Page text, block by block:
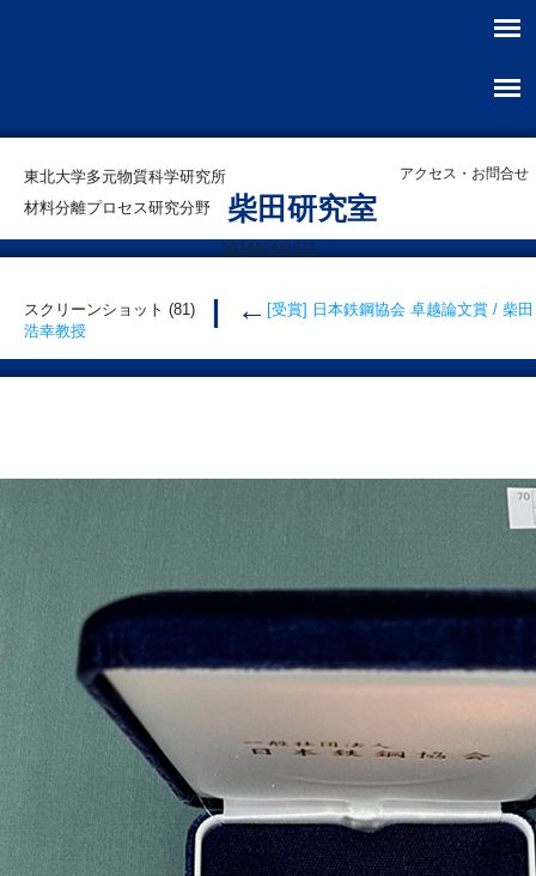
東北大学多元物質科学研究所
材料分離プロセス研究分野
柴田研究室
アクセス・お問合せ
スクリーンショット (81) ← [受賞] 日本鉄鋼協会 卓越論文賞 / 柴田
浩幸教授
2024年4月5日